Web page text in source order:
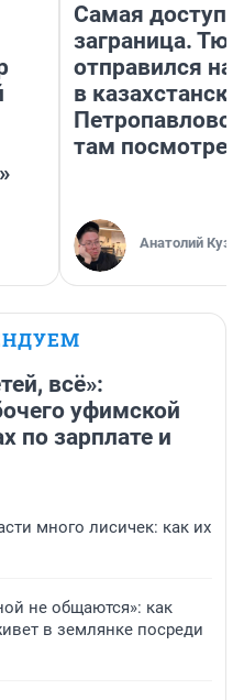
Самая
заграница.
отправился
в
там
Анатолий
всё»:
уфимской
по зарплате и
много лисичек: как их
не общаются»: как
в землянке посреди